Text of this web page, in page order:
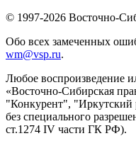
© 1997-2026 Восточно-
Обо всех замеченных
wm@vsp.ru.
Любое воспроизведение
«Восточно-Сибирская
"Конкурент", "Иркутский
без специального
ст.1274 IV части ГК РФ).